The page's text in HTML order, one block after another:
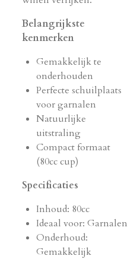
Belangrijkste
kenmerken
Gemakkelijk te
onderhouden
Perfecte schuilplaats
voor garnalen
Natuurlijke
uitstraling
Compact formaat
(80cc cup)
Specificaties
Inhoud: 80cc
Ideaal voor: Garnalen
Onderhoud:
Gemakkelijk